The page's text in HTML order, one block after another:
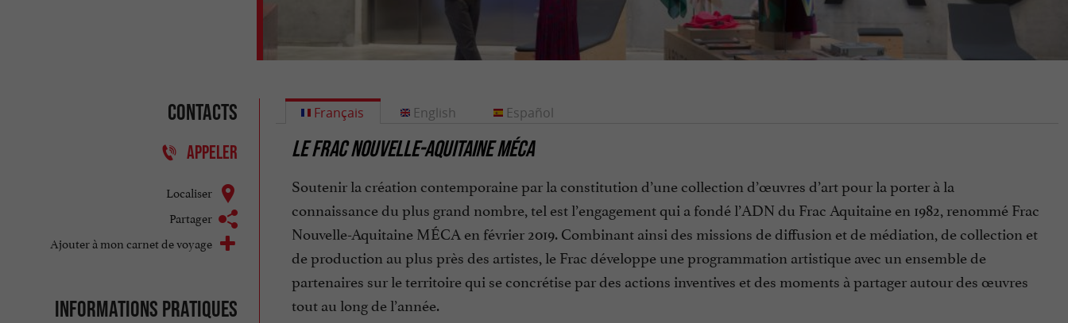
Contacts
APPELER
Localiser
Partager
Ajouter à mon carnet de voyage
Informations pratiques
Français
LE FRAC NOUVELLE-AQUITAINE MÉCA
Soutenir la création contemporaine par la constitution d’une collection d’œuvres d’art pour la porter à la
connaissance du plus grand nombre, tel est l’engagement qui a fondé l’ADN du Frac Aquitaine en 1982, renommé Frac
Nouvelle-Aquitaine MÉCA en février 2019. Combinant ainsi des missions de diffusion et de médiation, de collection et
de production au plus près des artistes, le Frac développe une programmation artistique avec un ensemble de
partenaires sur le territoire qui se concrétise par des actions inventives et des moments à partager autour des œuvres
tout au long de l’année.
English Español